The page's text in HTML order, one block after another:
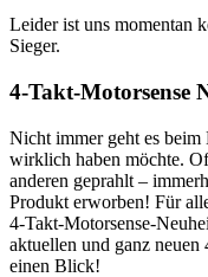
Leider ist uns momentan
Sieger.
4-Takt-Motorsense
Nicht immer geht es beim
wirklich haben möchte.
anderen geprahlt –
Produkt erworben! Für
4-Takt-Motorsense-
aktuellen und ganz
einen Blick!